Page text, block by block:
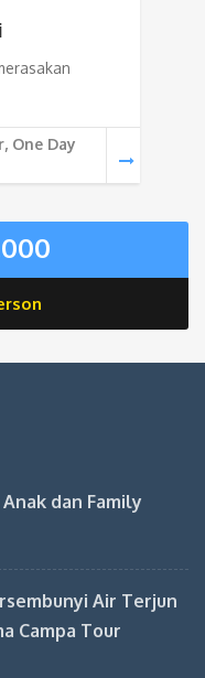
One Day
dan Family
Air Terjun
Campa Tour